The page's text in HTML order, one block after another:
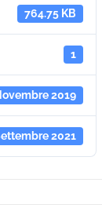
764.75 KB
1
2019
2021